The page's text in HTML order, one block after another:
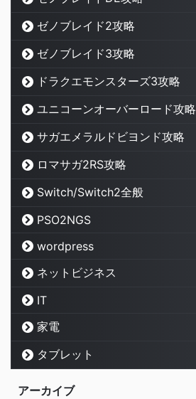
ゼノブレイド2攻略
ゼノブレイド3攻略
ドラクエモンスターズ3攻略
ユニコーンオーバーロード攻略
サガエメラルドビヨンド攻略
ロマサガ2RS攻略
Switch/Switch2全般
PSO2NGS
wordpress
ネットビジネス
IT
家電
タブレット
アーカイブ